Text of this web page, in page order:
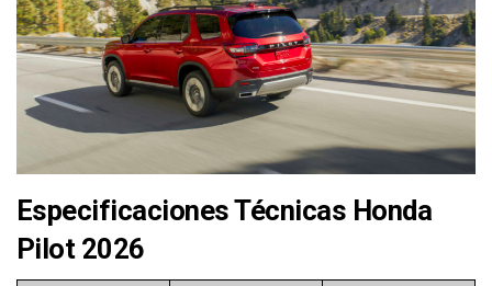
Especificaciones Técnicas Honda
Pilot 2026